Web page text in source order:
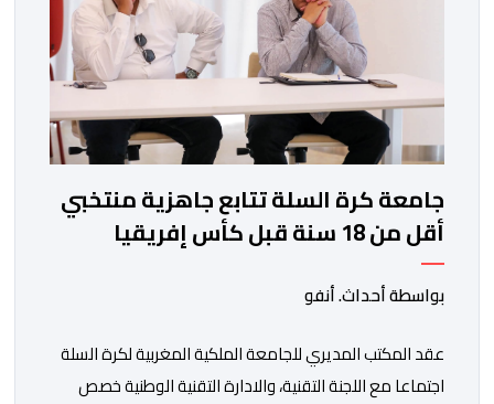
جامعة كرة السلة تتابع جاهزية منتخبي
أقل من 18 سنة قبل كأس إفريقيا
بواسطة أحداث. أنفو
عقد المكتب المديري للجامعة الملكية المغربية لكرة السلة
اجتماعا مع اللجنة التقنية، والادارة التقنية الوطنية خصص